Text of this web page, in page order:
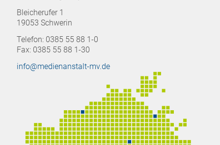
Bleicherufer 1
19053 Schwerin
Telefon: 0385 55 88 1-0
Fax: 0385 55 88 1-30
info@medienanstalt-mv.de